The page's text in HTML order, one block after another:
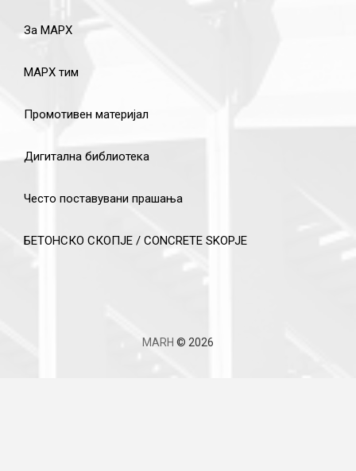
За МАРХ
МАРХ тим
Промотивен материјал
Дигитална библиотека
Често поставувани прашања
БЕТОНСКО СКОПЈЕ / CONCRETE SKOPJE
MARH © 2026